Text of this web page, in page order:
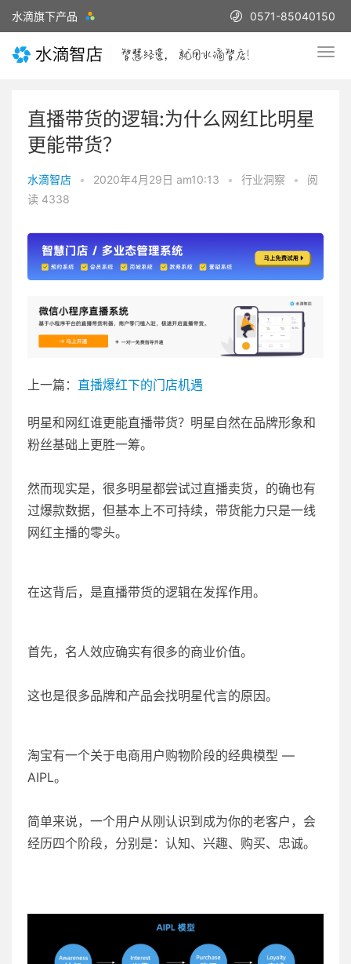
水滴旗下产品 0571-85040150
直播带货的逻辑:为什么网红比明星
更能带货？
水滴智店 • 2020年4月29日 am10:13 • 行业洞察 •
阅
读 4338
上一篇： 直播爆红下的门店机遇
明星和网红谁更能直播带货？明星自然在品牌形象和
粉丝基础上更胜一筹。
然而现实是，很多明星都尝试过直播卖货，的确也有
过爆款数据，但基本上不可持续，带货能力只是一线
网红主播的零头。
在这背后，是直播带货的逻辑在发挥作用。
首先，名人效应确实有很多的商业价值。
这也是很多品牌和产品会找明星代言的原因。
淘宝有一个关于电商用户购物阶段的经典模型 —
AIPL。
简单来说，一个用户从刚认识到成为你的老客户，会
经历四个阶段，分别是：认知、兴趣、购买、忠诚。